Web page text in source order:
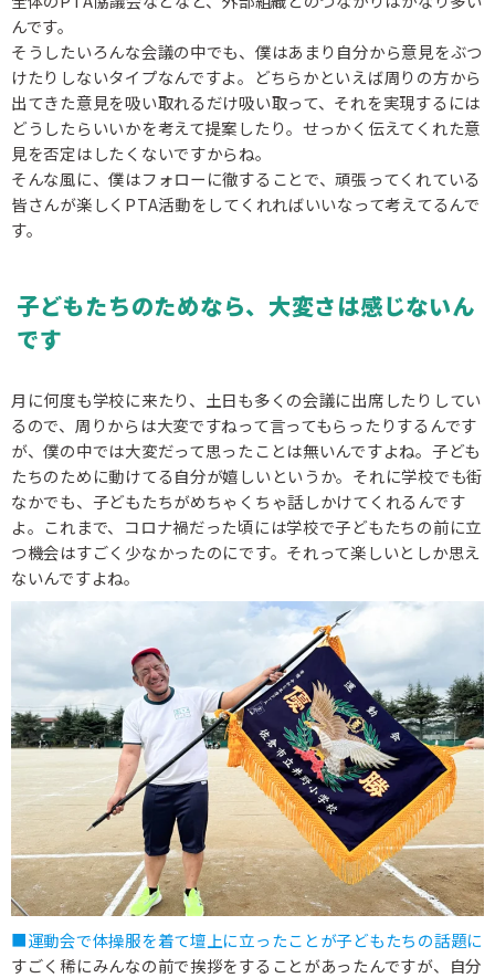
んです。
そうしたいろんな会議の中でも、僕はあまり自分から意見をぶつ
けたりしないタイプなんですよ。どちらかといえば周りの方から
出てきた意見を吸い取れるだけ吸い取って、それを実現するには
どうしたらいいかを考えて提案したり。せっかく伝えてくれた意
見を否定はしたくないですからね。
そんな風に、僕はフォローに徹することで、頑張ってくれている
皆さんが楽しくPTA活動をしてくれればいいなって考えてるんで
す。
子どもたちのためなら、大変さは感じないん
です
月に何度も学校に来たり、土日も多くの会議に出席したりしてい
るので、周りからは大変ですねって言ってもらったりするんです
が、僕の中では大変だって思ったことは無いんですよね。子ども
たちのために動けてる自分が嬉しいというか。それに学校でも街
なかでも、子どもたちがめちゃくちゃ話しかけてくれるんです
よ。これまで、コロナ禍だった頃には学校で子どもたちの前に立
つ機会はすごく少なかったのにです。それって楽しいとしか思え
ないんですよね。
■運動会で体操服を着て壇上に立ったことが子どもたちの話題に
すごく稀にみんなの前で挨拶をすることがあったんですが、自分